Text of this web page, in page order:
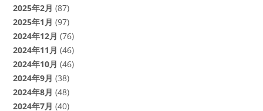
2025年2月 (87)
2025年1月 (97)
2024年12月 (76)
2024年11月 (46)
2024年10月 (46)
2024年9月 (38)
2024年8月 (48)
2024年7月 (40)